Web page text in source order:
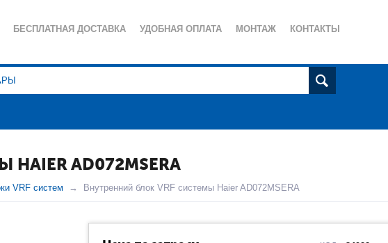
БЕСПЛАТНАЯ ДОСТАВКА УДОБНАЯ ОПЛАТА МОНТАЖ КОНТАКТЫ
AD072MSERA
VRF систем Внутренний блок VRF системы Haier AD072MSERA